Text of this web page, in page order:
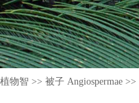
植物智 >> 被子 Angiospermae >>